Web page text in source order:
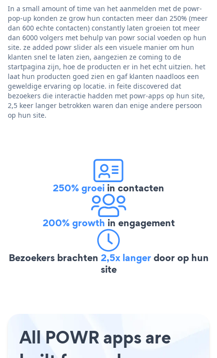
In a small amount of time van het aanmelden met de powr-
pop-up konden ze grow hun contacten meer dan 250% (meer
dan 600 echte contacten) constantly laten groeien tot meer
dan 6000 volgers met behulp van powr social voeden op hun
site. ze added powr slider als een visuele manier om hun
klanten snel te laten zien, aangezien ze coming to de
startpagina zijn, hoe de producten er in het echt uitzien. het
laat hun producten goed zien en gaf klanten naadloos een
geweldige ervaring op locatie. in feite discovered dat
bezoekers die interactie hadden met powr-apps op hun site,
2,5 keer langer betrokken waren dan enige andere persoon
op hun site.
250% groei in contacten
200% growth in engagement
Bezoekers brachten 2,5x langerdoor op hun
site
All POWR apps are